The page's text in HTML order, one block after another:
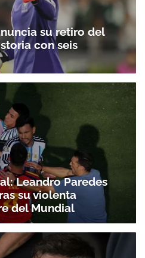
su retiro del
con seis
Leandro Paredes
su violenta
del Mundial